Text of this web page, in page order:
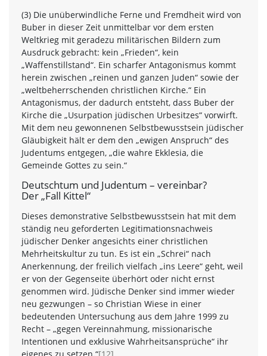
(3) Die unüberwindliche Ferne und Fremdheit wird von
Buber in dieser Zeit unmittelbar vor dem ersten
Weltkrieg mit geradezu militärischen Bildern zum
Ausdruck gebracht: kein „Frieden“, kein
„Waffenstillstand“. Ein scharfer Antagonismus kommt
herein zwischen „reinen und ganzen Juden“ sowie der
„weltbeherrschenden christlichen Kirche.“ Ein
Antagonismus, der dadurch entsteht, dass Buber der
Kirche die „Usurpation jüdischen Urbesitzes“ vorwirft.
Mit dem neu gewonnenen Selbstbewusstsein jüdischer
Gläubigkeit hält er dem den „ewigen Anspruch“ des
Judentums entgegen, „die wahre Ekklesia, die
Gemeinde Gottes zu sein.“
Deutschtum und Judentum – vereinbar?
Der „Fall Kittel“
Dieses demonstrative Selbstbewusstsein hat mit dem
ständig neu geforderten Legitimationsnachweis
jüdischer Denker angesichts einer christlichen
Mehrheitskultur zu tun. Es ist ein „Schrei“ nach
Anerkennung, der freilich vielfach „ins Leere“ geht, weil
er von der Gegenseite überhört oder nicht ernst
genommen wird. Jüdische Denker sind immer wieder
neu gezwungen – so Christian Wiese in einer
bedeutenden Untersuchung aus dem Jahre 1999 zu
Recht – „gegen Vereinnahmung, missionarische
Intentionen und exklusive Wahrheitsansprüche“ ihr